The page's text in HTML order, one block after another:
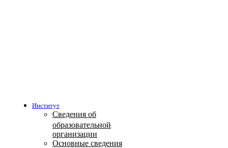
Институт
Сведения об
образовательной
организации
Основные сведения